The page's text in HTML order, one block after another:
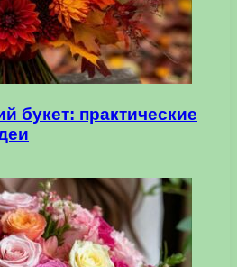
букет: практические